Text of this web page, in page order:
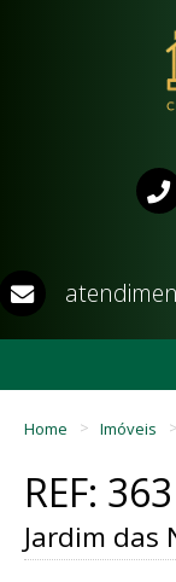
Home Imóveis
REF:
Jardim das